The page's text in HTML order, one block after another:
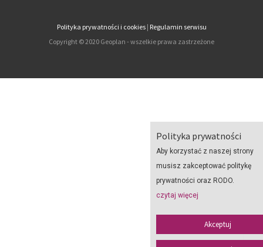
Polityka prywatności
Aby korzystać z naszej strony
musisz zakceptować politykę
prywatności oraz RODO.
czytaj więcej
Akceptuj
Polityka prywatności i cookies| Regulamin serwisu
Copyright © 2020 Geoplan - wszelkie prawa zastrzeżone